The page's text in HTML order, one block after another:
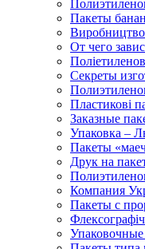
Пакеты
Виробництво
От чего
Секреты
Пластикові
Заказные
Упаковка –
Пакеты
Друк на
Компания
Пакеты с
Упаковочные